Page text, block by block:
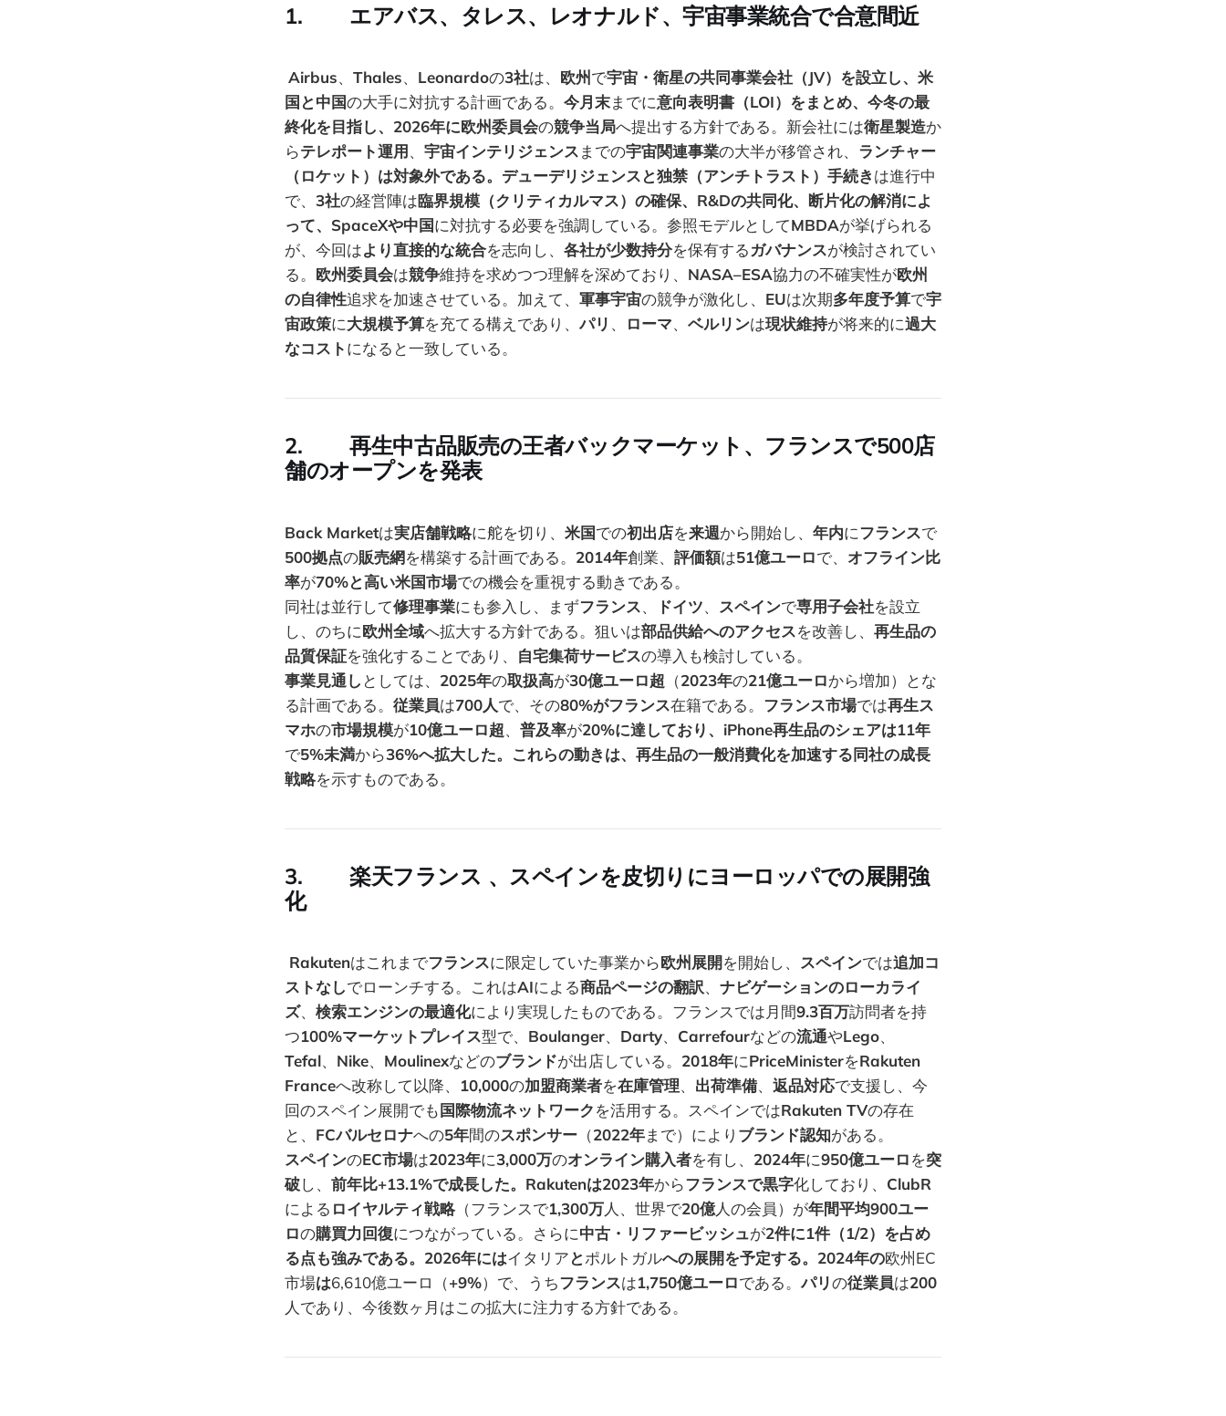
1. エアバス、タレス、レオナルド、宇宙事業統合で合意間近
Airbus、 Thales、 Leonardoの3社は、 欧州で宇宙・衛星の共同事業会社（JV）を設立し、米
国と中国の大手に対抗する計画である。 今月末までに意向表明書（LOI）をまとめ、今冬の最
終化を目指し、2026年に欧州委員会の競争当局へ提出する方針である。新会社には衛星製造か
らテレポート運用、 宇宙インテリジェンスまでの宇宙関連事業の大半が移管され、 ランチャー
（ロケット）は対象外である。デューデリジェンスと独禁（アンチトラスト）手続きは進行中
で、 3社の経営陣は臨界規模（クリティカルマス）の確保、R&Dの共同化、断片化の解消によ
って、SpaceXや中国に対抗する必要を強調している。参照モデルとしてMBDAが挙げられる
が、今回はより直接的な統合を志向し、 各社が少数持分を保有するガバナンスが検討されてい
る。 欧州委員会は競争維持を求めつつ理解を深めており、 NASA–ESA協力の不確実性が欧州
の自律性追求を加速させている。加えて、 軍事宇宙の競争が激化し、 EUは次期多年度予算で宇
宙政策に大規模予算を充てる構えであり、パリ 、 ローマ、 ベルリンは現状維持が将来的に過大
なコストになると一致している。
2. 再生中古品販売の王者バックマーケット、フランスで500店
舗のオープンを発表
Back Marketは実店舗戦略に舵を切り、 米国での初出店を来週から開始し、 年内にフランスで
500拠点の販売網を構築する計画である。 2014年創業、 評価額は51億ユーロで、 オフライン比
率が70%と高い米国市場での機会を重視する動きである。
同社は並行して修理事業にも参入し、まずフランス、 ドイツ、 スペインで専用子会社を設立
し、のちに欧州全域へ拡大する方針である。狙いは部品供給へのアクセスを改善し、 再生品の
品質保証を強化することであり、 自宅集荷サービスの導入も検討している。
事業見通し としては、 2025年の取扱高が30億ユーロ超 （2023年の21億ユーロから増加）とな
る計画である。 従業員は700人で、その80%がフランス在籍である。 フランス市場では再生ス
マホの市場規模が10億ユーロ超、 普及率が20%に達しており、iPhone再生品のシェアは11年
で5%未満から36%へ拡大した。これらの動きは、再生品の一般消費化を加速する同社の成長
戦略を示すものである。
3. 楽天フランス 、スペインを皮切りにヨーロッパでの展開強
化
Rakutenはこれまでフランスに限定していた事業から欧州展開を開始し、 スペインでは追加コ
ストなしでローンチする。これはAIによる商品ページの翻訳、 ナビゲーションのローカライ
ズ、 検索エンジンの最適化により実現したものである。フランスでは月間9.3百万訪問者を持
つ100%マーケットプレイス型で、 Boulanger、 Darty、 Carrefourなどの流通やLego、
Tefal、 Nike、 Moulinexなどのブランドが出店している。 2018年にPriceMinisterをRakuten
Franceへ改称して以降、 10,000の加盟商業者を在庫管理、 出荷準備、 返品対応で支援し、今
回のスペイン展開でも 国際物流ネットワークを活用する。スペインではRakuten TVの存在
と、 FCバルセロナへの5年間のスポンサー （2022年まで）により ブランド認知がある。
スペインのEC市場は2023年に3,000万のオンライン購入者を有し、 2024年に950億ユーロを突
破し、 前年比+13.1%で成長した。Rakutenは2023年からフランスで黒字化しており、 ClubR
による ロイヤルティ戦略 （フランスで1,300万人、世界で20億人の会員）が年間平均900ユー
ロの購買力回復につながっている。さらに中古・リファービッシュが2件に1件（1/2）を占め
る点も強みである。2026年にはイタリアとポルトガルへの展開を予定する。2024年の欧州EC
市場は6,610億ユーロ（+9%）で、うちフランスは1,750億ユーロである。パリの従業員は200
人であり、今後数ヶ月はこの拡大に注力する方針である。